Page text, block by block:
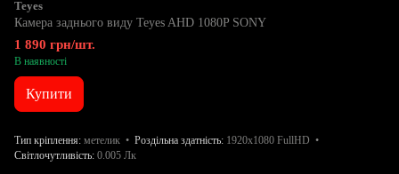
Teyes
Камера заднього виду Teyes AHD 1080P SONY
1 890 грн/шт.
В наявності
Купити
Тип кріплення метелик Роздільна здатність 1920x1080 FullHD
Світлочутливість 0.005 Лк